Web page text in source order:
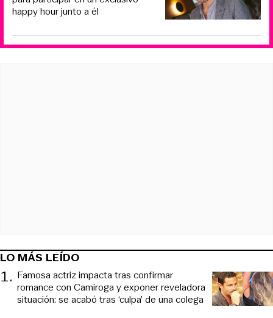
happy hour junto a él
LO MÁS LEÍDO
1. Famosa actriz impacta tras confirmar
romance con Camiroga y exponer reveladora
situación: se acabó tras ‘culpa’ de una colega